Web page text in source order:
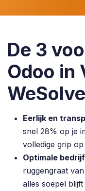
De 3
Odoo in
Eerlijk en
snel 28% op je
volledige grip
Optimale
ruggengraat
alles soepel